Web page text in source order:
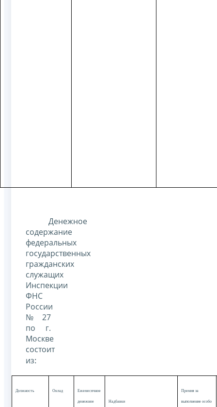
Денежное
содержание
федеральных
государственных
гражданских
служащих
Инспекции
ФНС
России
№ 27
по г.
Москве
состоит
из:
Должность Оклад Ежемесячное
денежное Надбавки
Премия за
выполнение особо